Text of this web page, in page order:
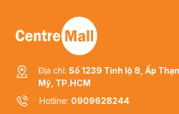
Địa chỉ: Số 1239 Tỉnh lộ 8, Ấp
Mỹ, TP.HCM
Hotline: 0909628244